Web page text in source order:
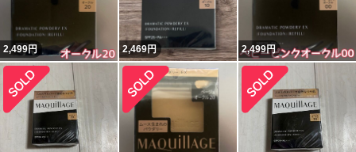
2,499円 2,469円 2,499円